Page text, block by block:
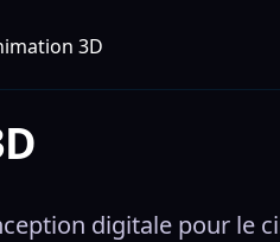
3D
digitale pour le